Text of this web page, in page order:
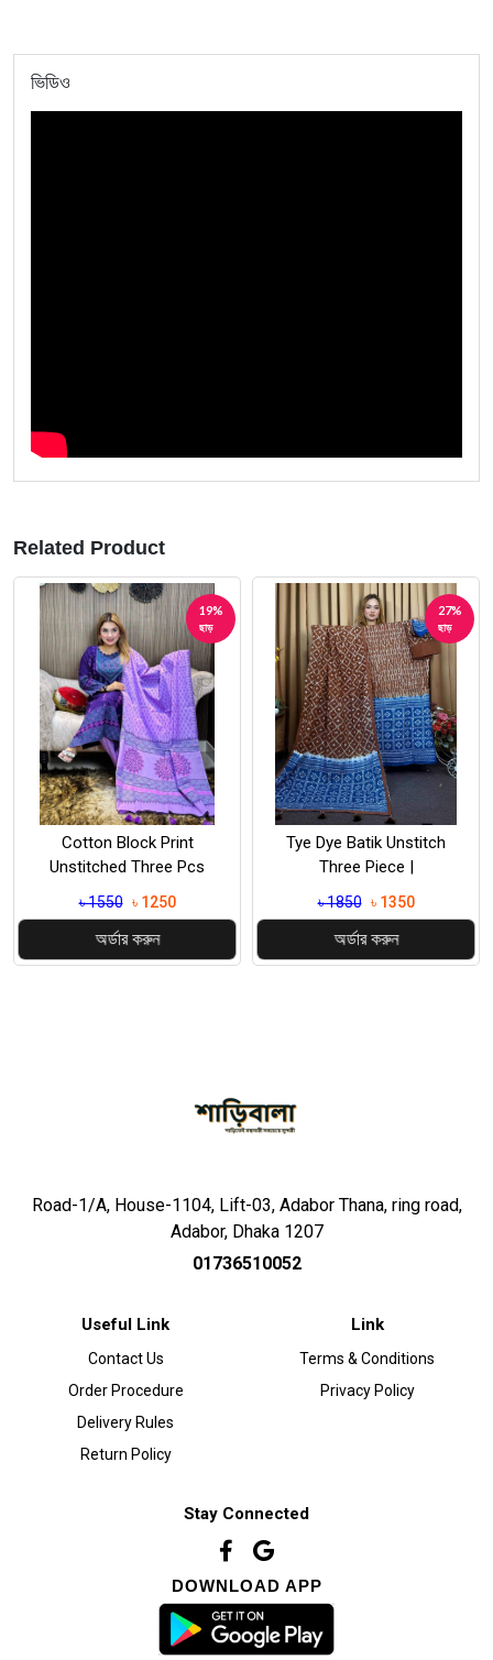
ভিডিও
Related Product
19%
ছাড়
Cotton Block Print
Unstitched Three Pcs
৳ 1550 ৳ 1250
অর্ডার করুন
27%
ছাড়
Tye Dye Batik Unstitch
Three Piece |
৳ 1850 ৳ 1350
অর্ডার করুন
Road-1/A, House-1104, Lift-03, Adabor Thana, ring road,
Adabor, Dhaka 1207
01736510052
Useful Link
Contact Us
Order Procedure
Delivery Rules
Return Policy
Link
Terms & Conditions
Privacy Policy
Stay Connected
DOWNLOAD APP